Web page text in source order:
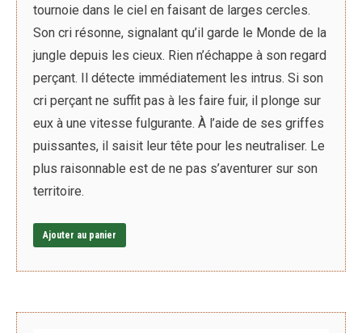
tournoie dans le ciel en faisant de larges cercles.
Son cri résonne, signalant qu’il garde le Monde de la
jungle depuis les cieux. Rien n’échappe à son regard
perçant. Il détecte immédiatement les intrus. Si son
cri perçant ne suffit pas à les faire fuir, il plonge sur
eux à une vitesse fulgurante. À l’aide de ses griffes
puissantes, il saisit leur tête pour les neutraliser. Le
plus raisonnable est de ne pas s’aventurer sur son
territoire.
Ajouter au panier